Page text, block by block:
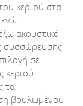
κεριού στα
ακουστικό
συσσώρευσης
σε
κεριού
τα
βουλωμένου